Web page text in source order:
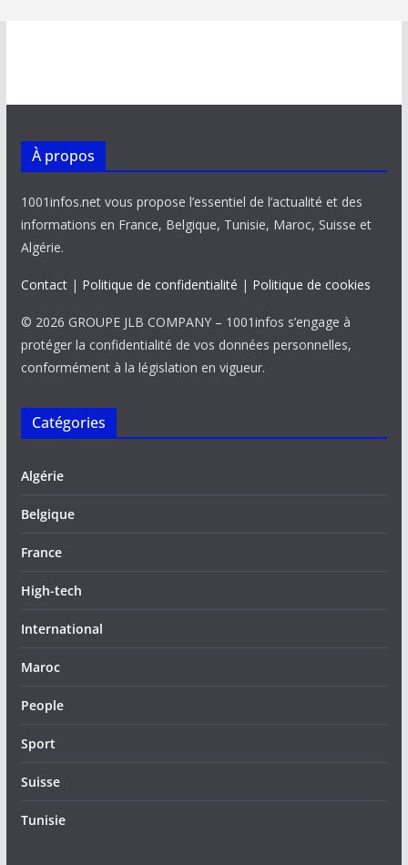
À propos
1001infos.net vous propose l’essentiel de l’actualité et des
informations en France, Belgique, Tunisie, Maroc, Suisse et
Algérie.
Contact| Politique de confidentialité | Politique de cookies
© 2026 GROUPE JLB COMPANY – 1001infos s’engage à
protéger la confidentialité de vos données personnelles,
conformément à la législation en vigueur.
Catégories
Algérie
Belgique
France
High-tech
International
Maroc
People
Sport
Suisse
Tunisie